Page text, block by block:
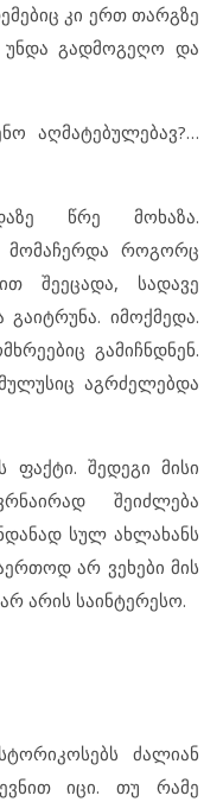
კი ერთ თარგზე
გადმოგეღო და
აღმატებულებავ?…
წრე მოხაზა.
მომაჩერდა როგორც
შეეცადა, სადავე
იმოქმედა.
გამიჩნდნენ.
აგრძელებდა
ფაქტი. შედეგი მისი
შეიძლება
სულ ახლახანს
არ ვეხები მის
არის საინტერესო.
ძალიან
იცი. თუ რამე